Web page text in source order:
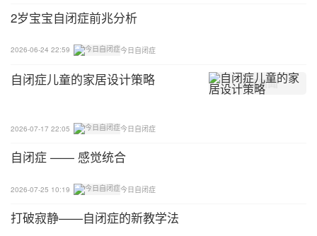
2岁宝宝自闭症前兆分析
2026-06-24 22:59 今日自闭症
自闭症儿童的家居设计策略
2026-07-17 22:05 今日自闭症
自闭症 —— 感觉统合
2026-07-25 10:19 今日自闭症
打破寂静——自闭症的新教学法